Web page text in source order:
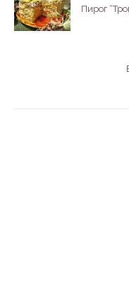
Пирог